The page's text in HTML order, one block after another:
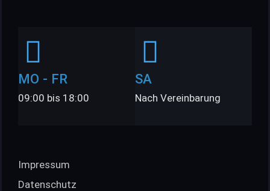
MO - FR
09:00 bis 18:00
SA
Nach Vereinbarung
Impressum
Datenschutz